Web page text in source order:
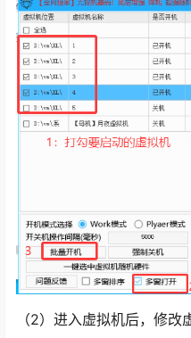
（2）进入虚拟机后，修